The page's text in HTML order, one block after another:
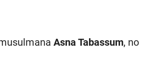
Asna Tabassum, no